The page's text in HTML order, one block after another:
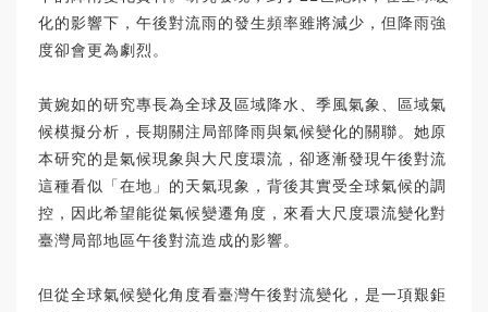
化的影響下，午後對流雨的發生頻率雖將減少，但降雨強
度卻會更為劇烈。
黃婉如的研究專長為全球及區域降水、季風氣象、區域氣
候模擬分析，長期關注局部降雨與氣候變化的關聯。她原
本研究的是氣候現象與大尺度環流，卻逐漸發現午後對流
這種看似「在地」的天氣現象，背後其實受全球氣候的調
控，因此希望能從氣候變遷角度，來看大尺度環流變化對
臺灣局部地區午後對流造成的影響。
但從全球氣候變化角度看臺灣午後對流變化，是一項艱鉅